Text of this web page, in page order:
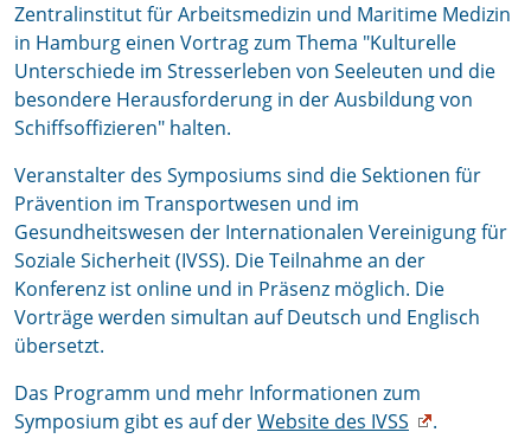
Zentralinstitut für Arbeitsmedizin und Maritime Medizin
in Hamburg einen Vortrag zum Thema "Kulturelle
Unterschiede im Stresserleben von Seeleuten und die
besondere Herausforderung in der Ausbildung von
Schiffsoffizieren" halten.
Veranstalter des Symposiums sind die Sektionen für
Prävention im Transportwesen und im
Gesundheitswesen der Internationalen Vereinigung für
Soziale Sicherheit (IVSS). Die Teilnahme an der
Konferenz ist online und in Präsenz möglich. Die
Vorträge werden simultan auf Deutsch und Englisch
übersetzt.
Das Programm und mehr Informationen zum
Symposium gibt es auf derWebsite des IVSS .